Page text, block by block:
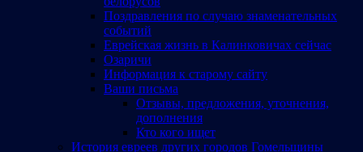
Поздравления по случаю знаменательных
событий
Еврейская жизнь в Калинковичах сейчас
Озаричи
Информация к старому сайту
Ваши письма
Отзывы, предложения, уточнения,
дополнения
Кто кого ищет
История евреев других городов Гомельщины